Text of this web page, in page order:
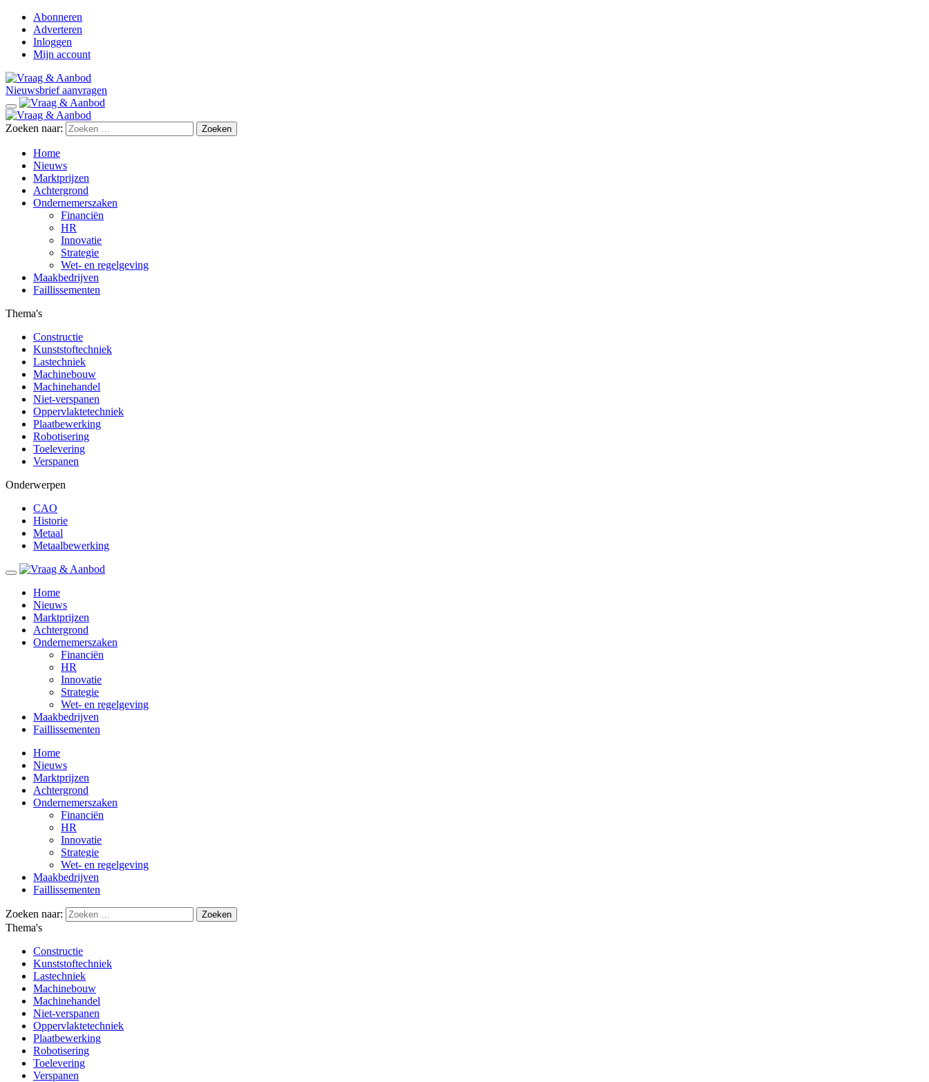
Abonneren
Adverteren
Inloggen
Mijn account
Nieuwsbrief aanvragen
Zoeken naar:
Home
Nieuws
Marktprijzen
Achtergrond
Ondernemerszaken
Financiën
HR
Innovatie
Strategie
Wet- en regelgeving
Maakbedrijven
Faillissementen
Thema's
Constructie
Kunststoftechniek
Lastechniek
Machinebouw
Machinehandel
Niet-verspanen
Oppervlaktetechniek
Plaatbewerking
Robotisering
Toelevering
Verspanen
Onderwerpen
CAO
Historie
Metaal
Metaalbewerking
Home
Nieuws
Marktprijzen
Achtergrond
Ondernemerszaken
Financiën
HR
Innovatie
Strategie
Wet- en regelgeving
Maakbedrijven
Faillissementen
Home
Nieuws
Marktprijzen
Achtergrond
Ondernemerszaken
Financiën
HR
Innovatie
Strategie
Wet- en regelgeving
Maakbedrijven
Faillissementen
Zoeken naar:
Thema's
Constructie
Kunststoftechniek
Lastechniek
Machinebouw
Machinehandel
Niet-verspanen
Oppervlaktetechniek
Plaatbewerking
Robotisering
Toelevering
Verspanen